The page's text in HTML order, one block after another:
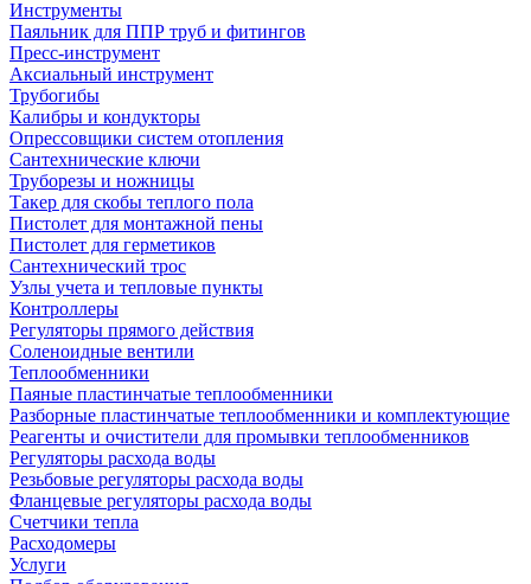
Инструменты
Паяльник для ППР труб и фитингов
Пресс-инструмент
Аксиальный инструмент
Трубогибы
Калибры и кондукторы
Опрессовщики систем отопления
Сантехнические ключи
Труборезы и ножницы
Такер для скобы теплого пола
Пистолет для монтажной пены
Пистолет для герметиков
Сантехнический трос
Узлы учета и тепловые пункты
Контроллеры
Регуляторы прямого действия
Соленоидные вентили
Теплообменники
Паяные пластинчатые теплообменники
Разборные пластинчатые теплообменники и комплектующие
Реагенты и очистители для промывки теплообменников
Регуляторы расхода воды
Резьбовые регуляторы расхода воды
Фланцевые регуляторы расхода воды
Счетчики тепла
Расходомеры
Услуги